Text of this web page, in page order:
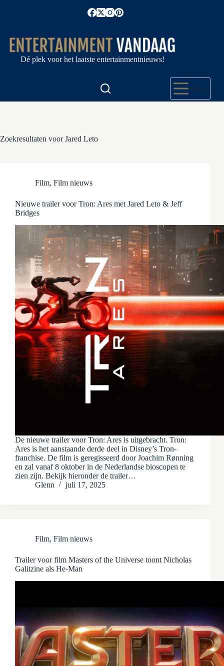
Dé plek voor het laatste entertainmentnieuws!
Menu
Zoekresultaten voor Jared Leto
Film, Film nieuws
Nieuwe trailer voor Tron: Ares met Jared Leto & Jeff
Bridges
De nieuwe trailer voor Tron: Ares is uitgebracht. Tron:
Ares is het aanstaande derde deel in Disney’s Tron-
franchise. De film is geregisseerd door Joachim Rønning
en zal vanaf 8 oktober in de Nederlandse bioscopen te
zien zijn. Bekijk hieronder de trailer…
Glenn
juli 17, 2025
Film, Film nieuws
Trailer voor film Masters of the Universe toont Nicholas
Galitzine als He-Man